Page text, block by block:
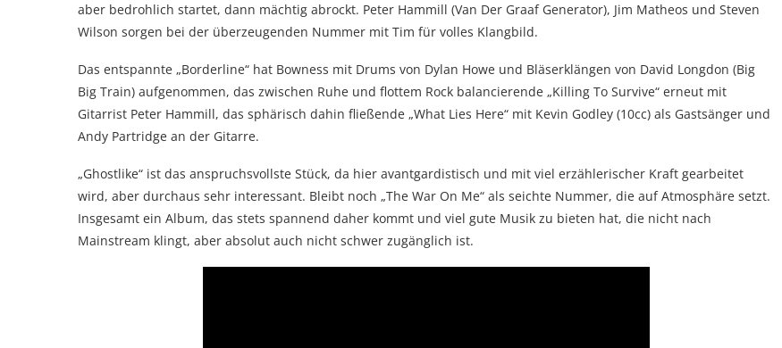
aber bedrohlich startet, dann mächtig abrockt. Peter Hammill (Van Der Graaf Generator), Jim Matheos und Steven
Wilson sorgen bei der überzeugenden Nummer mit Tim für volles Klangbild.
Das entspannte „Borderline“ hat Bowness mit Drums von Dylan Howe und Bläserklängen von David Longdon (Big
Big Train) aufgenommen, das zwischen Ruhe und flottem Rock balancierende „Killing To Survive“ erneut mit
Gitarrist Peter Hammill, das sphärisch dahin fließende „What Lies Here“ mit Kevin Godley (10cc) als Gastsänger und
Andy Partridge an der Gitarre.
„Ghostlike“ ist das anspruchsvollste Stück, da hier avantgardistisch und mit viel erzählerischer Kraft gearbeitet
wird, aber durchaus sehr interessant. Bleibt noch „The War On Me“ als seichte Nummer, die auf Atmosphäre setzt.
Insgesamt ein Album, das stets spannend daher kommt und viel gute Musik zu bieten hat, die nicht nach
Mainstream klingt, aber absolut auch nicht schwer zugänglich ist.